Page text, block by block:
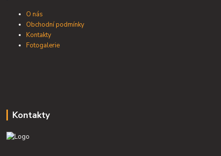
O nás
Obchodní podmínky
Kontakty
Fotogalerie
Kontakty